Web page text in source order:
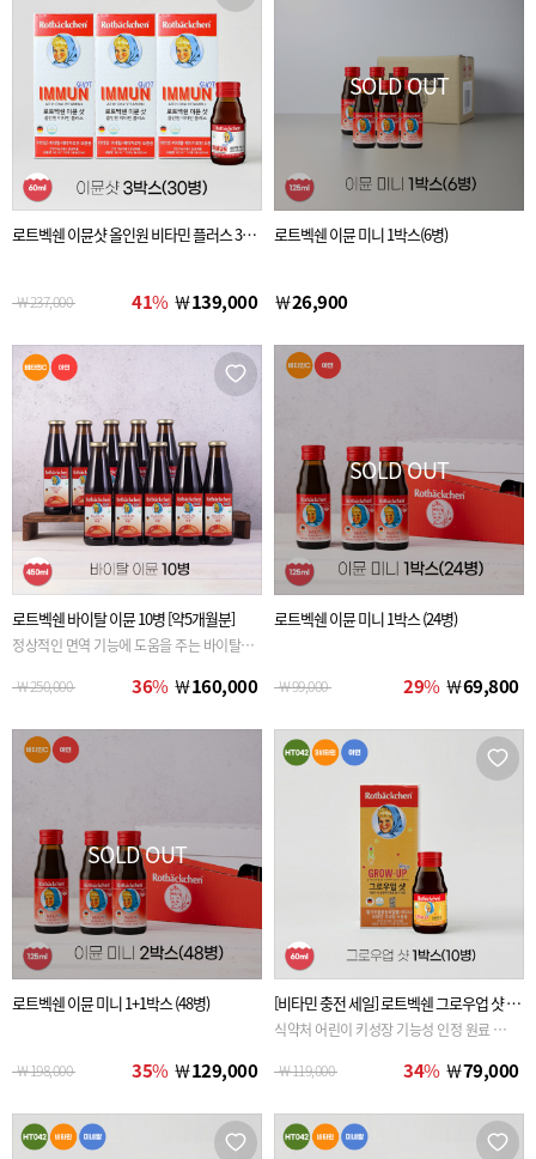
로트벡쉔 이뮨샷 올인원 비타민 플러스 3BO
￦237,000 41% ￦139,000
SOLD OUT
로트벡쉔 이뮨 미니 1박스(6병)
￦26,900
로트벡쉔 바이탈 이뮨 10병 [약5개월분]
정상적인 면역 기능에 도움을 주는 바이탈 이
￦250,000 36% ￦160,000
SOLD OUT
로트벡쉔 이뮨 미니 1박스 (24병)
￦99,000 29% ￦69,800
SOLD OUT
로트벡쉔 이뮨 미니 1+1박스 (48병)
￦198,000 35% ￦129,000
[비타민 충전 세일] 로트벡쉔 그로우업 샷 60
ml 1박스(10병)
식약처 어린이 키성장 기능성 인정 원료 황기
￦119,000 34% ￦79,000